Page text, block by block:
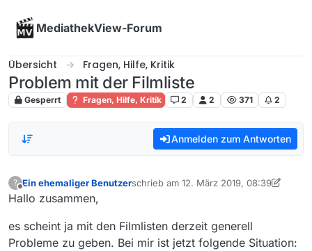
MediathekView-Forum
Übersicht Fragen, Hilfe, Kritik
Problem mit der Filmliste
Gesperrt Fragen, Hilfe, Kritik 2 2 371 2
Anmelden zum Antworten
?
Offline
Ein ehemaliger Benutzerschrieb am 12. März 2019, 08:39
zuletzt editiert von Ein ehemaliger
Hallo zusammen,
es scheint ja mit den Filmlisten derzeit generell
Probleme zu geben. Bei mir ist jetzt folgende Situation: